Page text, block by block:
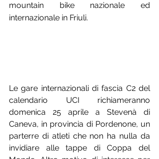
mountain bike nazionale ed
internazionale in Friuli.
Le gare internazionali di fascia C2 del
calendario UCI richiameranno
domenica 25 aprile a Stevenà di
Caneva, in provincia di Pordenone, un
parterre di atleti che non ha nulla da
invidiare alle tappe di Coppa del